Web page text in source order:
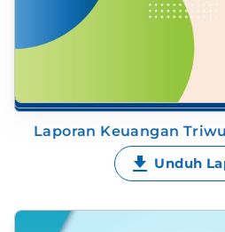
Laporan Keuangan
Unduh